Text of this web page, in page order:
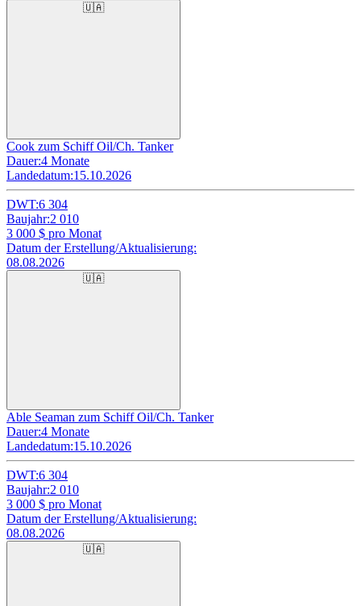
🇺🇦
Cook zum Schiff Oil/Ch. Tanker
Dauer:4 Monate
Landedatum:15.10.2026
DWT:6 304
Baujahr:2 010
3 000 $ pro Monat
Datum der Erstellung/Aktualisierung:
08.08.2026
🇺🇦
Able Seaman zum Schiff Oil/Ch. Tanker
Dauer:4 Monate
Landedatum:15.10.2026
DWT:6 304
Baujahr:2 010
3 000 $ pro Monat
Datum der Erstellung/Aktualisierung:
08.08.2026
🇺🇦